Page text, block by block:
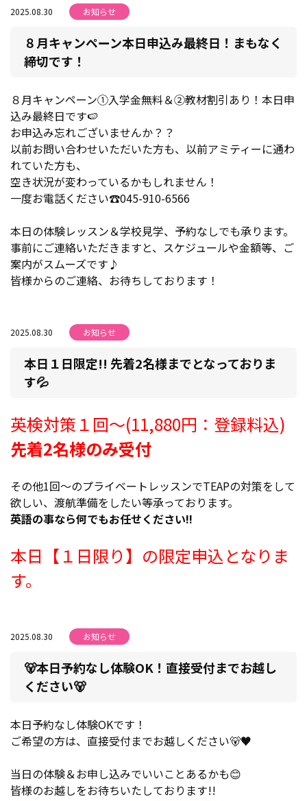
2025.08.30 お知らせ
８月キャンペーン本日申込み最終日！まもなく
締切です！
８月キャンペーン①入学金無料＆②教材割引あり！本日申
込み最終日です🍉
お申込み忘れございませんか？？
以前お問い合わせいただいた方も、以前アミティーに通わ
れていた方も、
空き状況が変わっているかもしれません！
一度お電話ください☎045-910-6566
本日の体験レッスン＆学校見学、予約なしでも承ります。
事前にご連絡いただきますと、スケジュールや金額等、ご
案内がスムーズです♪
皆様からのご連絡、お待ちしております！
2025.08.30 お知らせ
本日１日限定!! 先着2名様までとなっておりま
す💦
英検対策１回～(11,880円：登録料込)
先着2名様のみ受付
その他1回～のプライベートレッスンでTEAPの対策をして
欲しい、渡航準備をしたい等承っております。
英語の事なら何でもお任せください!!
本日【１日限り】の限定申込となりま
す。
2025.08.30 お知らせ
🐻本日予約なし体験OK！直接受付までお越し
ください🐻
本日予約なし体験OKです！
ご希望の方は、直接受付までお越しください🐻♥
当日の体験＆お申し込みでいいことあるかも😊
皆様のお越しをお待ちいたしております!!